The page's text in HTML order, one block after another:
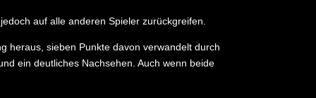
auf alle anderen Spieler zurückgreifen.
heraus, sieben Punkte davon verwandelt durch
ein deutliches Nachsehen. Auch wenn beide